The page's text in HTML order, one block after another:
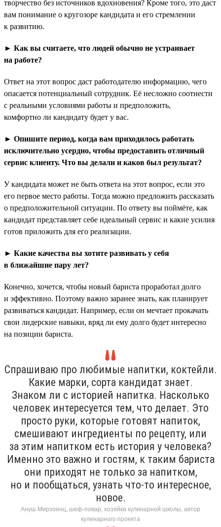
творчество без источников вдохновения? Кроме того, это даст
вам понимание о кругозоре кандидата и его стремлении
к развитию.
► Как вы считаете, что людей обычно не устраивает
на работе?
Ответ на этот вопрос даст работодателю информацию, чего
опасается потенциальный сотрудник. Её несложно соотнести
с реальными условиями работы и предположить,
комфортно ли кандидату будет у вас.
► Опишите период, когда вам приходилось работать
исключительно усердно, чтобы предоставить отличный
сервис клиенту. Что вы делали и каков был результат?
У кандидата может не быть ответа на этот вопрос, если это
его первое место работы. Тогда можно предложить рассказать
о предположительной ситуации. По ответу вы поймёте, как
кандидат представляет себе идеальный сервис и какие усилия
готов приложить для его реализации.
► Какие качества вы хотите развивать у себя
в ближайшие пару лет?
Конечно, хочется, чтобы новый бариста проработал долго
и эффективно. Поэтому важно заранее знать, как планирует
развиваться кандидат. Например, если он мечтает прокачать
свои лидерские навыки, вряд ли ему долго будет интересно
на позиции бариста.
Спрашиваю про любимые напитки, коктейли.
Какие марки, сорта кандидат знает.
Знаком ли с историей напитка. Насколько
человек интересуется тем, что делает. Это
просто руки, которые готовят напиток,
смешивают ингредиенты по рецепту, или
за этим напитком есть история у человека?
Именно это важно и гостям, к таким бариста
они приходят не только за напитком,
но и пообщаться, узнать что-то интересное,
новое.
Ануш Мирзоянц, шеф-повар, хозяйка кулинарной школы, автор
кулинарного проекта